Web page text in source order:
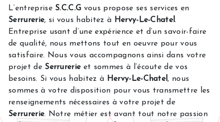
L’entreprise S.C.C.G vous propose ses services en
Serrurerie, si vous habitez à Hervy-Le-Chatel.
Entreprise usant d’une expérience et d’un savoir-faire
de qualité, nous mettons tout en oeuvre pour vous
satisfaire. Nous vous accompagnons ainsi dans votre
projet de Serrurerieet sommes à l’écoute de vos
besoins. Si vous habitez à Hervy-Le-Chatel , nous
sommes à votre disposition pour vous transmettre les
renseignements nécessaires à votre projet de
Serrurerie. Notre métier est avant tout notre passion